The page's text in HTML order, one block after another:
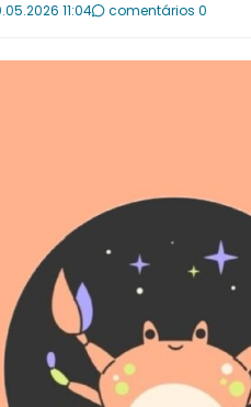
11:04 comentários 0